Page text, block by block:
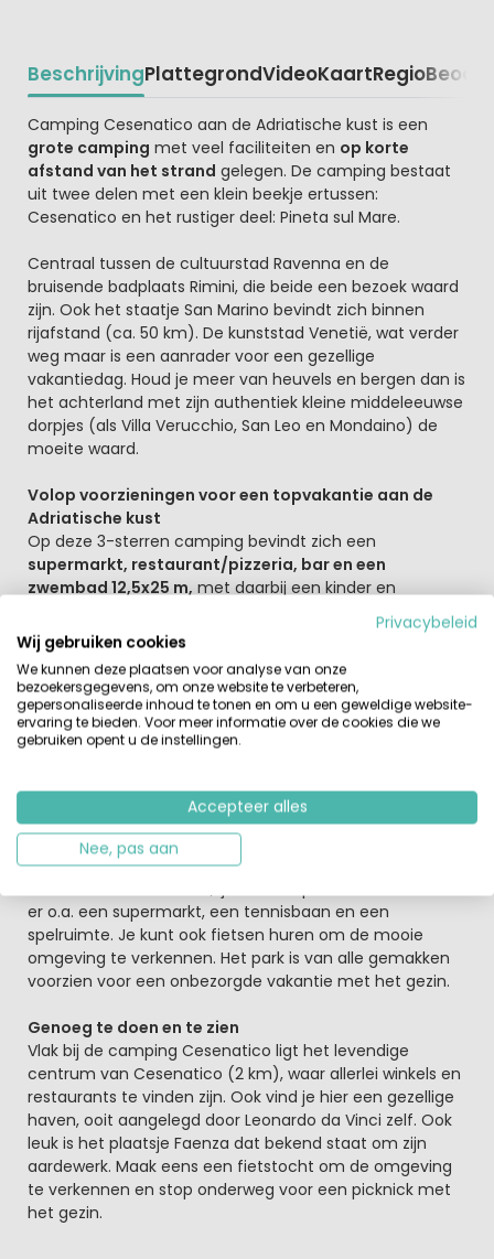
BeschrijvingPlattegrondVideoKaartRegio
Beschrijving
Camping Cesenatico aan de Adriatische kust is een
grote camping met veel faciliteiten en op korte
afstand van het strand gelegen. De camping bestaat
uit twee delen met een klein beekje ertussen:
Cesenatico en het rustiger deel: Pineta sul Mare.
Centraal tussen de cultuurstad Ravenna en de
bruisende badplaats Rimini, die beide een bezoek waard
zijn. Ook het staatje San Marino bevindt zich binnen
rijafstand (ca. 50 km). De kunststad Venetië, wat verder
weg maar is een aanrader voor een gezellige
vakantiedag. Houd je meer van heuvels en bergen dan is
het achterland met zijn authentiek kleine middeleeuwse
dorpjes (als Villa Verucchio, San Leo en Mondaino) de
moeite waard.
Volop voorzieningen voor een topvakantie aan de
Adriatische kust
Op deze 3-sterren camping bevindt zich een
supermarkt, restaurant/pizzeria, bar en een
zwembad 12,5x25 m, met daarbij een kinder en
babybad en 2 jacuzzi’s. En een tweede kindvriendelijk
zwembad op het andere deel van de camping.Ga lekker
ontspannen in het wellnesscenter en stap daarna in het
zwembad of de jacuzzi. Er zijn drie zwembaden, één voor
de hele familie, één voor kinderen en één voor de
allerkleinsten. De kinderen kunnen zich opperbest
vermaken bij de kinderclub of in de speeltuin. In het
Naast de zwembaden en privéstranden biedt camping
Cesenatico nog veel meer faciliteiten. Zo is er aan alles
gedacht om de innerlijke mens te voorzien: van
er o.a. een supermarkt, een tennisbaan en een
spelruimte. Je kunt ook fietsen huren om de mooie
omgeving te verkennen. Het park is van alle gemakken
voorzien voor een onbezorgde vakantie met het gezin.
Genoeg te doen en te zien
Vlak bij de camping Cesenatico ligt het levendige
centrum van Cesenatico (2 km), waar allerlei winkels en
restaurants te vinden zijn. Ook vind je hier een gezellige
haven, ooit aangelegd door Leonardo da Vinci zelf. Ook
leuk is het plaatsje Faenza dat bekend staat om zijn
aardewerk. Maak eens een fietstocht om de omgeving
te verkennen en stop onderweg voor een picknick met
het gezin.
Privacybeleid
Wij gebruiken cookies
We kunnen deze plaatsen voor analyse van onze
bezoekersgegevens, om onze website te verbeteren,
gepersonaliseerde inhoud te tonen en om u een geweldige website-
ervaring te bieden. Voor meer informatie over de cookies die we
gebruiken opent u de instellingen.
Accepteer alles
Nee, pas aan